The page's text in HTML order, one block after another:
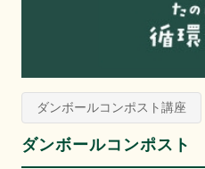
ダンボールコンポスト講座
ダンボールコンポスト